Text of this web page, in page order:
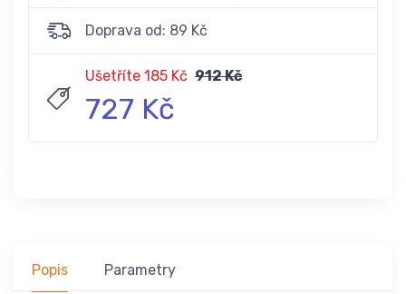
Doprava od: 89 Kč
Ušetříte 185 Kč 912 Kč
727 Kč
Popis Parametry